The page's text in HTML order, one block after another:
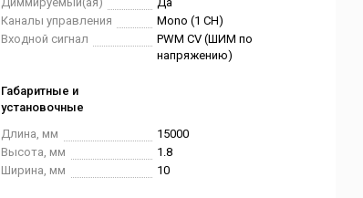
Каналы управления
Mono (1 CH)
Входной сигнал
PWM СV (ШИМ по
напряжению)
Габаритные и
установочные
Длина, мм
15000
Высота, мм
1.8
Ширина, мм
10